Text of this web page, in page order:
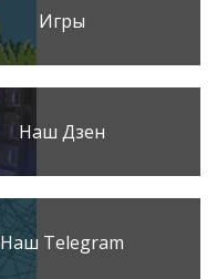
Игры
Наш Дзен
Наш Telegram